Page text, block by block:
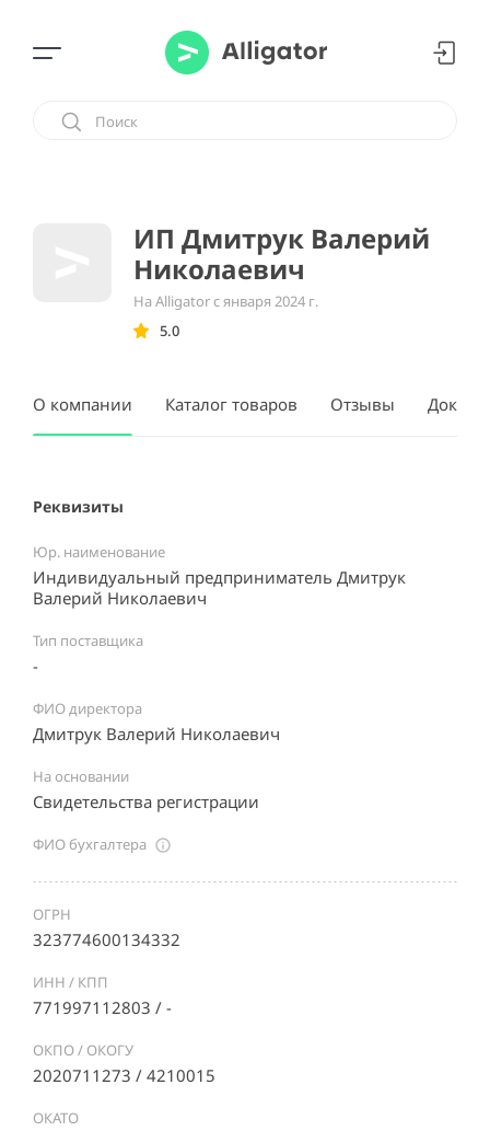
ИП Дмитрук Валерий
Николаевич
На Alligator с января 2024 г.
5.0
О компании Каталог товаров Отзывы
Реквизиты
Юр. наименование
Индивидуальный предприниматель Дмитрук
Валерий Николаевич
Тип поставщика
-
ФИО директора
Дмитрук Валерий Николаевич
На основании
Свидетельства регистрации
ФИО бухгалтера
ОГРН
323774600134332
ИНН / КПП
771997112803 / -
ОКПО / ОКОГУ
2020711273 / 4210015
ОКАТО